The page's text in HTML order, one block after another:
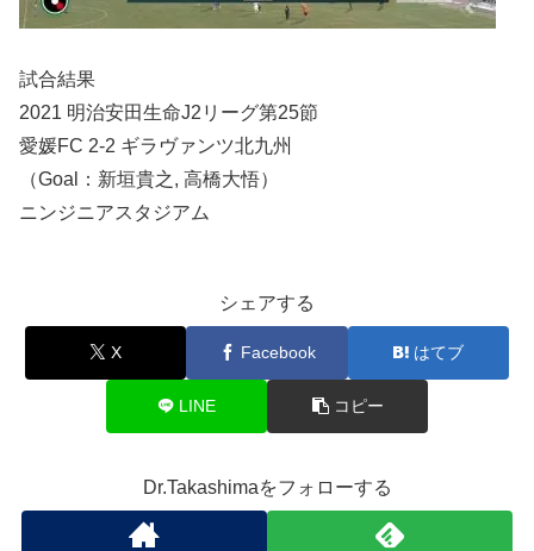
試合結果
2021 明治安田生命J2リーグ第25節
愛媛FC 2-2 ギラヴァンツ北九州
（Goal：新垣貴之, 高橋大悟）
ニンジニアスタジアム
シェアする
X Facebook はてブ
LINE コピー
Dr.Takashimaをフォローする